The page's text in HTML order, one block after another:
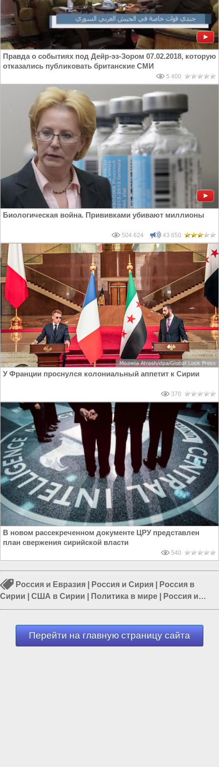
Правда о событиях под Дейр-эз-Зором 07.02.2018, которую
отказались публиковать британские СМИ
5 400
Биологическая война. Прививками убивают миллионы
504 624 43 650
У Франции проснулся колониальный аппетит к Сирии
370
В новом рассекреченном документе ЦРУ представлен
план свержения сирийской власти
540
Россия и Евразия Россия и Сирия
Россия в
Сирии
США в Сирии Политика в мире
Россия и
Запад|Политика в Азии
Перейти на главную страницу сайта